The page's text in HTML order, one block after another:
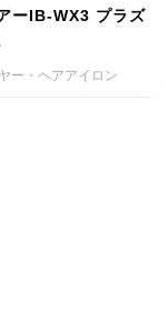
ーIB-WX3 プラズ
ー・ヘアアイロン